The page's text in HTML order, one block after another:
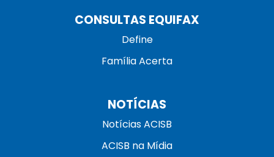
CONSULTAS EQUIFAX
Define
Família Acerta
NOTÍCIAS
Notícias ACISB
ACISB na Mídia